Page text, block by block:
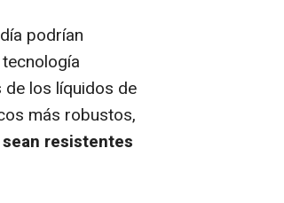
podrían
los líquidos de
más robustos,
resistentes